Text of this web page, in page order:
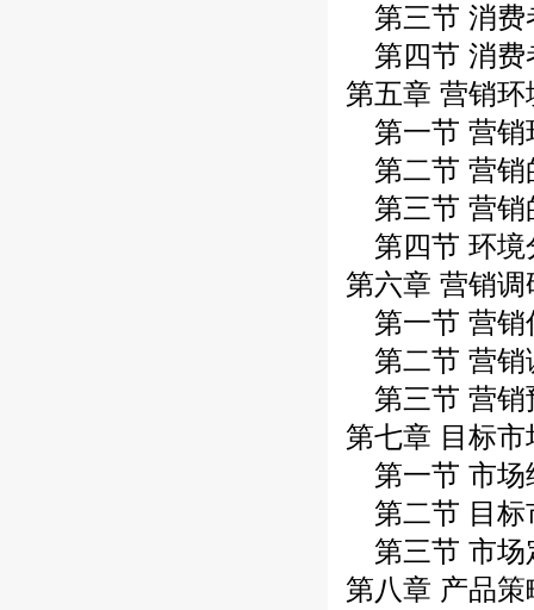
第三节 消费
第四节 消费
第五章 营销环
第一节 营销
第二节 营销
第三节 营销
第四节 环境
第六章 营销调
第一节 营销
第二节 营销
第三节 营销
第七章 目标市
第一节 市场
第二节 目标
第三节 市场
第八章 产品策